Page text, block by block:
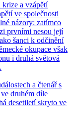
a vzápětí
ve společnosti
názory: zatímco
prvními nesou její
šanci k odčinění
okupace však
i druhá světová
a čtenář s
druhém díle
desetiletí skryto ve